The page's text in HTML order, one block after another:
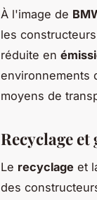
À l'image de
les
réduite en
environnements
moyens de
Recyclage et
Le recyclage et
des